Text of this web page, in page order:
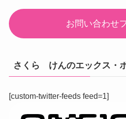
お問い合わせ
さくら けんのエックス・
[custom-twitter-feeds feed=1]